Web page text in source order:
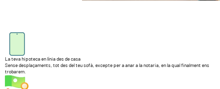
La teva hipoteca en línia des de casa
Sense desplaçaments, tot des del teu sofà, excepte per a anar a la notaria, en la qual finalment ens
trobarem.